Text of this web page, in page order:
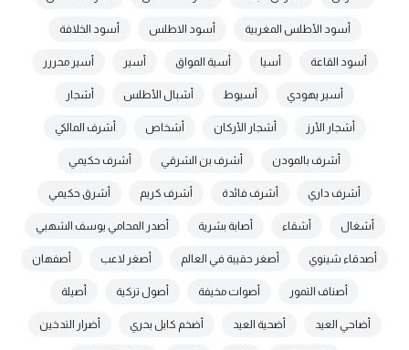
أسود الأطلس المغربية أسود الاطلس أسود الخلافة
أسود القاعة أسيا أسية المواق أسير أسير محررر
أسير يهودي أسيوط أشبال الأطلس أشجار
أشجار الأرز أشجار الأركان أشخاص أشرف المالكي
أشرف بالمودن أشرف بن الشرقي أشرف حكيمي
أشرف داري أشرف فائدة أشرف كريم أشرق حكيمي
أشغال أشقاء أصابة بشرية أصدر المحامي يوسف الشهبي
أصدقاء شينوي أصغر حقيبة في العالم أصغر لاعب أصفهان
أصناف التمور أصوات مخيفة أصول تركية أصيلة
أضاحي العيد أضحية العيد أضخم كابل بحري أضرار التدخين